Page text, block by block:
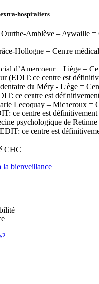
extra-hospitaliers
Ourthe-Amblève – Aywaille =
Hollogne = Centre
d’Amercoeur – Liège =
(EDIT: ce centre est
du Méry - Liège =
ce centre est
Lecoquay – Micheroux =
ce centre est définitivement
psychologique de
ce centre est
CHC
la bienveillance